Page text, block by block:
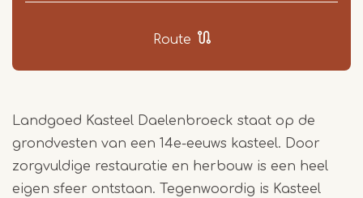
Route
Landgoed Kasteel Daelenbroeck staat op de
grondvesten van een 14e-eeuws kasteel. Door
zorgvuldige restauratie en herbouw is een heel
eigen sfeer ontstaan. Tegenwoordig is Kasteel